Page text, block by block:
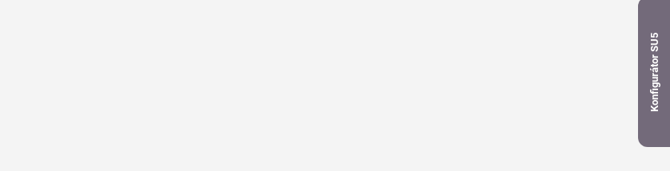
Konfigurátor SU5